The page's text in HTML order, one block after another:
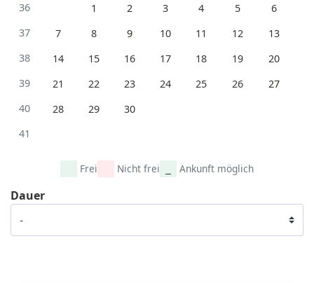
36
1 2 3 4 5
6
37
7 8 9 10 11 12
13
38
14 15 16 17 18 19
20
39
21 22 23 24 25 26
27
40
28 29
30
41
Frei Nicht frei Ankunft möglich
Dauer